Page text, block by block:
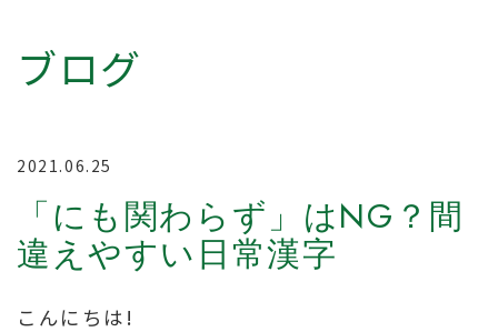
ブログ
2021.06.25
「にも関わらず」はNG？間
違えやすい日常漢字
こんにちは!